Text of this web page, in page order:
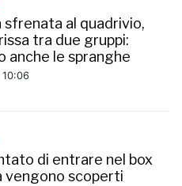
sfrenata al quadrivio,
tra due gruppi:
anche le spranghe
di entrare nel box
vengono scoperti